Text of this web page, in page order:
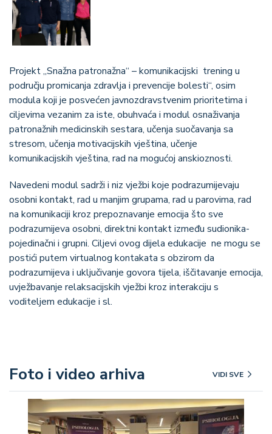
Projekt „Snažna patronažna“ – komunikacijski trening u
području promicanja zdravlja i prevencije bolesti“, osim
modula koji je posvećen javnozdravstvenim prioritetima i
ciljevima vezanim za iste, obuhvaća i modul osnaživanja
patronažnih medicinskih sestara, učenja suočavanja sa
stresom, učenja motivacijskih vještina, učenje
komunikacijskih vještina, rad na mogućoj anskioznosti.
Navedeni modul sadrži i niz vježbi koje podrazumijevaju
osobni kontakt, rad u manjim grupama, rad u parovima, rad
na komunikaciji kroz prepoznavanje emocija što sve
podrazumijeva osobni, direktni kontakt između sudionika-
pojedinačni i grupni. Ciljevi ovog dijela edukacije ne mogu se
postići putem virtualnog kontakata s obzirom da
podrazumijeva i uključivanje govora tijela, iščitavanje emocija,
uvježbavanje relaksacijskih vježbi kroz interakciju s
voditeljem edukacije i sl.
Foto i video arhiva VIDI SVE